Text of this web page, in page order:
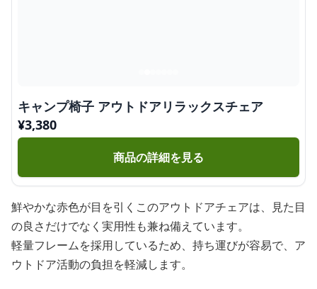
キャンプ椅子 アウトドアリラックスチェア
¥3,380
商品の詳細を見る
鮮やかな赤色が目を引くこのアウトドアチェアは、見た目
の良さだけでなく実用性も兼ね備えています。
軽量フレームを採用しているため、持ち運びが容易で、ア
ウトドア活動の負担を軽減します。